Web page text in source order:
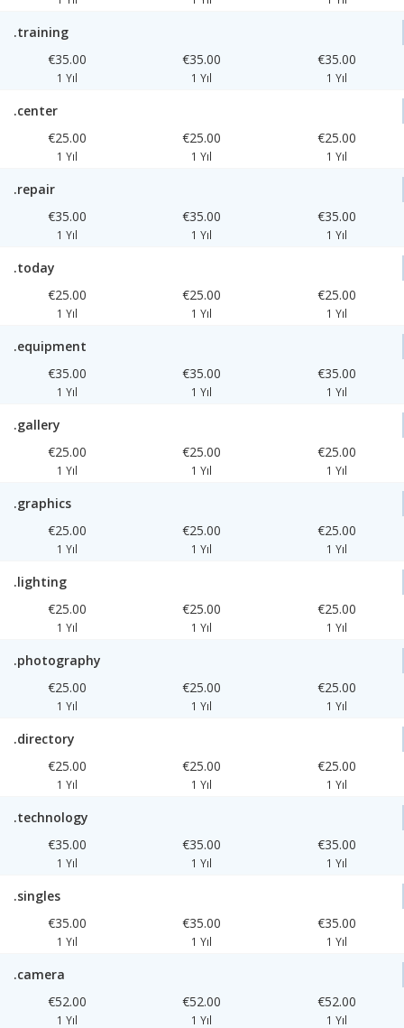
.training
€35.00
1 Yıl
€35.00
1 Yıl
€35.00
1 Yıl
.center
€25.00
1 Yıl
€25.00
1 Yıl
€25.00
1 Yıl
.repair
€35.00
1 Yıl
€35.00
1 Yıl
€35.00
1 Yıl
.today
€25.00
1 Yıl
€25.00
1 Yıl
€25.00
1 Yıl
.equipment
€35.00
1 Yıl
€35.00
1 Yıl
€35.00
1 Yıl
.gallery
€25.00
1 Yıl
€25.00
1 Yıl
€25.00
1 Yıl
.graphics
€25.00
1 Yıl
€25.00
1 Yıl
€25.00
1 Yıl
.lighting
€25.00
1 Yıl
€25.00
1 Yıl
€25.00
1 Yıl
.photography
€25.00
1 Yıl
€25.00
1 Yıl
€25.00
1 Yıl
.directory
€25.00
1 Yıl
€25.00
1 Yıl
€25.00
1 Yıl
.technology
€35.00
1 Yıl
€35.00
1 Yıl
€35.00
1 Yıl
.singles
€35.00
1 Yıl
€35.00
1 Yıl
€35.00
1 Yıl
.camera
€52.00
1 Yıl
€52.00
1 Yıl
€52.00
1 Yıl